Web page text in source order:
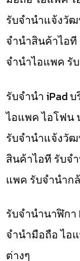
รับจํานําแจ้งวัฒ
จำนำสินค้าไอ
จำนำไอแพค รั
รับจำนำ iPad
ไอแพค ไอโฟน
รับจํานําแจ้งวัฒ
สินค้าไอที รับจ
แพค รับจำนำก
รับจำนำนาฬิกา
จำนำมือถือ ไอ
ต่างๆ